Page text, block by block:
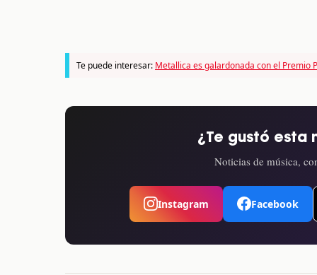
Te puede interesar: Metallica es galardonada con el Premio
¿Te gustó esta
Noticias de música,
Instagram Facebook